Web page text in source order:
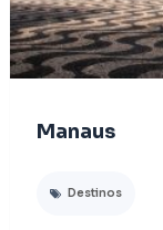
Manaus
Destinos